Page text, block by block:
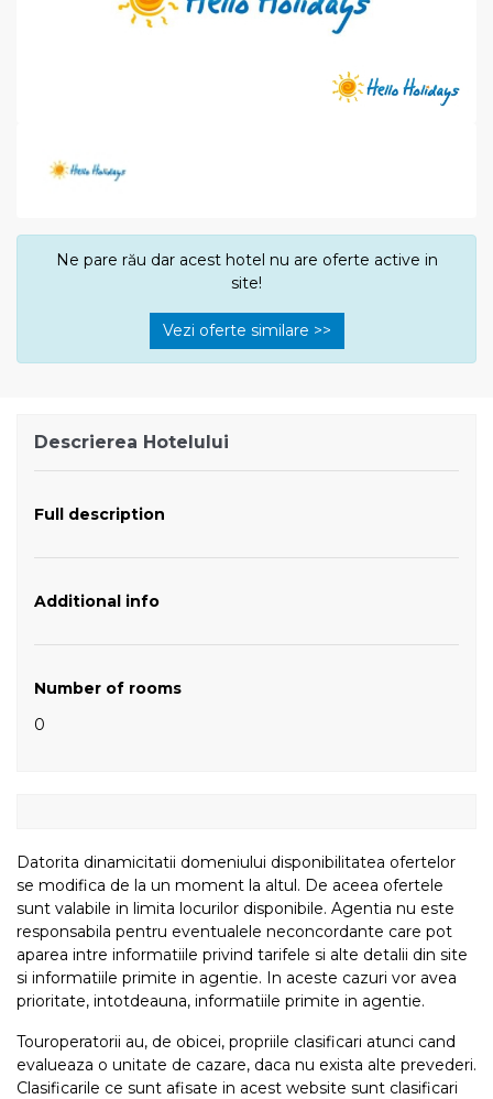
Ne pare rău dar acest hotel nu are oferte active in
site!
Vezi oferte similare >>
Descrierea Hotelului
Full description
Additional info
Number of rooms
0
Datorita dinamicitatii domeniului disponibilitatea ofertelor
se modifica de la un moment la altul. De aceea ofertele
sunt valabile in limita locurilor disponibile. Agentia nu este
responsabila pentru eventualele neconcordante care pot
aparea intre informatiile privind tarifele si alte detalii din site
si informatiile primite in agentie. In aceste cazuri vor avea
prioritate, intotdeauna, informatiile primite in agentie.
Touroperatorii au, de obicei, propriile clasificari atunci cand
evalueaza o unitate de cazare, daca nu exista alte prevederi.
Clasificarile ce sunt afisate in acest website sunt clasificari